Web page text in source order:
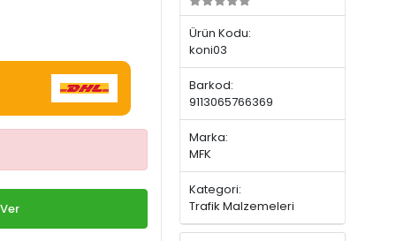
Ürün Kodu:
koni03
Barkod:
9113065766369
Marka:
MFK
Kategori:
Trafik Malzemeleri